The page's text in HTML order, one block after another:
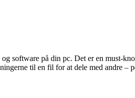
software på din pc. Det er en must-
til en fil for at dele med andre –